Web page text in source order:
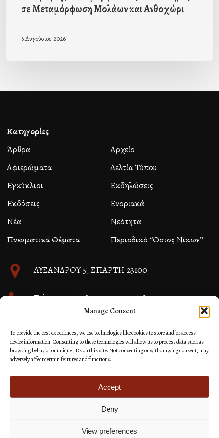
Manage Consent
To provide the best experiences, we use technologies like cookies to store and/or access
device information. Consenting to these technologies will allow us to process data such as
browsing behavior or unique IDs on this site. Not consenting or withdrawing consent, may
adversely affect certain features and functions.
Accept
Deny
View preferences
σε Μεταμόρφωση Μολάων και Ανθοχώρι
6 Αυγούστου 2026
Κατηγορίες
Άρθρα
Αρχείο
Αφιερώματα
Δελτία Τύπου
Εγκύκλιοι
Εκδηλώσεις
Εκδόσεις
Ενοριακά
Νέα
Νεότητα
Πνευματικά Θέματα
Περιοδικό “Όσιος Νίκων”
ΛΥΣΑΝΔΡΟΥ 5, ΣΠΑΡΤΗ 23100
Τηλ. 27310 26580 και 27310 26581
Κατασκευή Ιστοσελίδων Site as you GO: Falcon από
Hellenic Technologies